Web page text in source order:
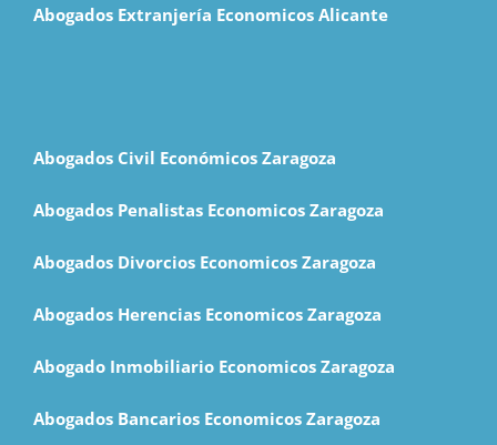
Abogados Extranjería Economicos Alicante
Abogados Civil Económicos Zaragoza
Abogados Penalistas Economicos Zaragoza
Abogados Divorcios Economicos Zaragoza
Abogados Herencias Economicos Zaragoza
Abogado Inmobiliario Economicos Zaragoza
Abogados Bancarios Economicos Zaragoza